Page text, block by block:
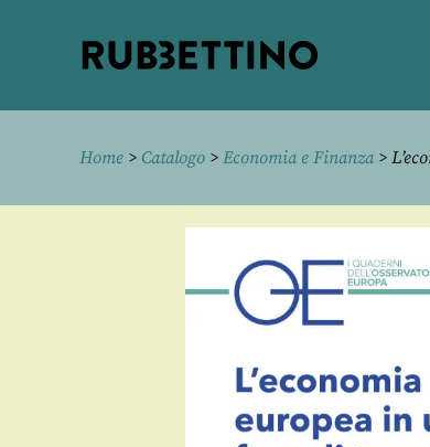
Home > Catalogo > Economia e Finanza>